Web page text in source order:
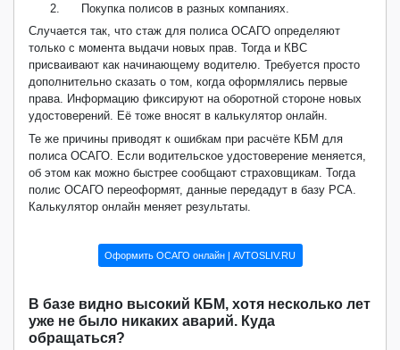
2.
Покупка полисов в разных компаниях.
Случается так, что стаж для полиса ОСАГО определяют
только с момента выдачи новых прав. Тогда и КВС
присваивают как начинающему водителю. Требуется просто
дополнительно сказать о том, когда оформлялись первые
права. Информацию фиксируют на оборотной стороне новых
удостоверений. Её тоже вносят в калькулятор онлайн.
Те же причины приводят к ошибкам при расчёте КБМ для
полиса ОСАГО. Если водительское удостоверение меняется,
об этом как можно быстрее сообщают страховщикам. Тогда
полис ОСАГО переоформят, данные передадут в базу РСА.
Калькулятор онлайн меняет результаты.
Оформить ОСАГО онлайн | AVTOSLIV.RU
В базе видно высокий КБМ, хотя несколько лет
уже не было никаких аварий. Куда
обращаться?